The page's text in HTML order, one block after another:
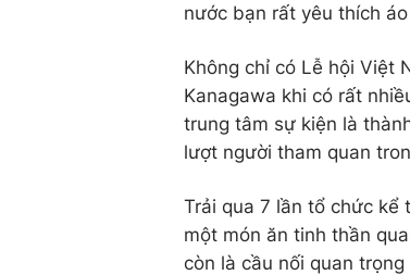
nước bạn rất yêu thích
Không chỉ có Lễ hội Việt
Kanagawa khi có rất
trung tâm sự kiện là
lượt người tham quan
Trải qua 7 lần tổ chức kể
một món ăn tinh thần
còn là cầu nối quan